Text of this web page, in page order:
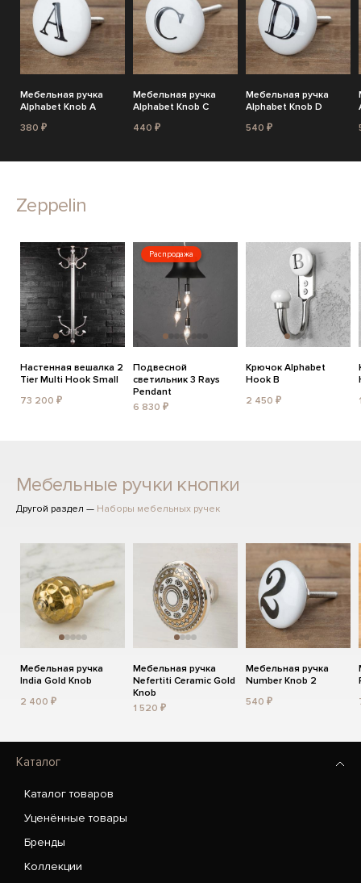
Мебельная ручка
Alphabet Knob A
380 ₽
Мебельная ручка
Alphabet Knob C
440 ₽
Мебельная ручка
Alphabet Knob D
540 ₽
Zeppelin
Настенная вешалка 2
Tier Multi Hook Small
73 200 ₽
Распродажа
Подвесной
светильник 3 Rays
Pendant
6 830 ₽
Крючок Alphabet
Hook B
2 450 ₽
Мебельные ручки кнопки
Другой раздел — Наборы мебельных ручек
Мебельная ручка
India Gold Knob
2 400 ₽
Мебельная ручка
Nefertiti Ceramic Gold
Knob
1 520 ₽
Мебельная ручка
Number Knob 2
540 ₽
Каталог
Каталог товаров
Уценённые товары
Бренды
Коллекции